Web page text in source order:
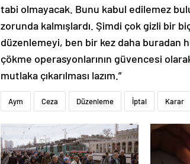
tabi olmayacak. Bunu kabul edilemez
zorunda kalmışlardı. Şimdi çok gizli bir
düzenlemeyi, ben bir kez daha buradan
çökme operasyonlarının güvencesi
mutlaka çıkarılması lazım.”
Aym Ceza Düzenleme İptal Karar